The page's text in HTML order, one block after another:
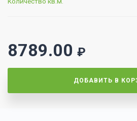
8789.00 ₽
ДОБАВИТЬ В